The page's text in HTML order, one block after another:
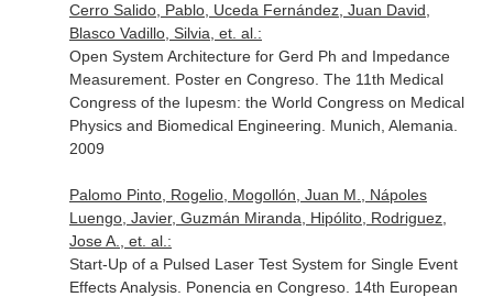
Cerro Salido, Pablo, Uceda Fernández, Juan David,
Blasco Vadillo, Silvia, et. al.:
Open System Architecture for Gerd Ph and Impedance
Measurement. Poster en Congreso. The 11th Medical
Congress of the Iupesm: the World Congress on Medical
Physics and Biomedical Engineering. Munich, Alemania.
2009
Palomo Pinto, Rogelio, Mogollón, Juan M., Nápoles
Luengo, Javier, Guzmán Miranda, Hipólito, Rodriguez,
Jose A., et. al.:
Start-Up of a Pulsed Laser Test System for Single Event
Effects Analysis. Ponencia en Congreso. 14th European